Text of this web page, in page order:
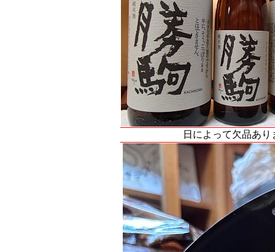
日によって欠品あり